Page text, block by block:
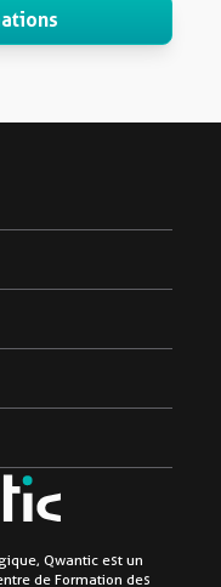
Qwantic est un
de Formation des